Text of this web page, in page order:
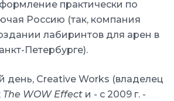
практически по
Россию (так, компания
лабиринтов для арен в
Петербурге).
день, Creative Works (владелец
The WOW Effect и - с 2009 г. -